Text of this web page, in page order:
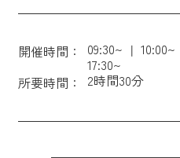
開催時間： 09:30~ 10:00~
17:30~
所要時間：
2時間30分